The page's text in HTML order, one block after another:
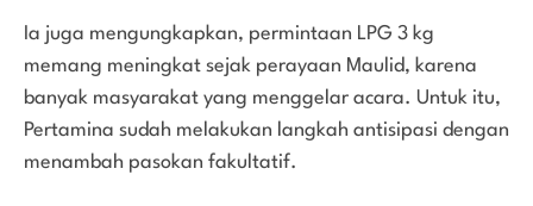
Ia juga mengungkapkan, permintaan LPG 3 kg
memang meningkat sejak perayaan Maulid, karena
banyak masyarakat yang menggelar acara. Untuk itu,
Pertamina sudah melakukan langkah antisipasi dengan
menambah pasokan fakultatif.